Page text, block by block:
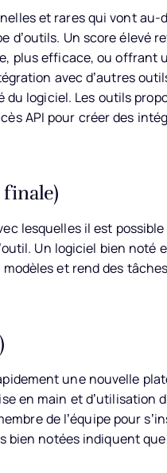
et rares qui vont au-
d’outils. Un score élevé
plus efficace, ou offrant
avec d’autres
logiciel. Les outils
API pour créer des
lesquelles il est
Un logiciel bien noté
et rend des
une nouvelle
en main et d’utilisation
de l’équipe pour
bien notées indiquent